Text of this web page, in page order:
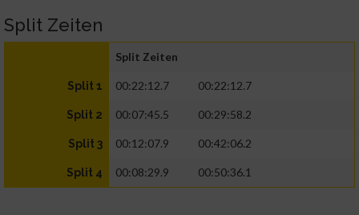
Split Zeiten
Split Zeiten
Split 1 00:22:12.7 00:22:12.7
Split 2 00:07:45.5 00:29:58.2
Split 3 00:12:07.9 00:42:06.2
Split 4 00:08:29.9 00:50:36.1